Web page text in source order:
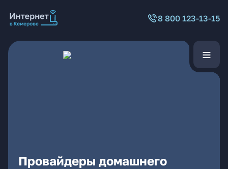
8 800 123-13-15
Провайдеры домашнего